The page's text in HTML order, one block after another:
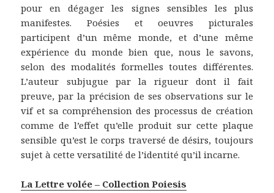
pour en dégager les signes sensibles les plus
manifestes. Poésies et oeuvres picturales
participent d’un même monde, et d’une même
expérience du monde bien que, nous le savons,
selon des modalités formelles toutes différentes.
L’auteur subjugue par la rigueur dont il fait
preuve, par la précision de ses observations sur le
vif et sa compréhension des processus de création
comme de l’effet qu’elle produit sur cette plaque
sensible qu’est le corps traversé de désirs, toujours
sujet à cette versatilité de l’identité qu’il incarne.
La Lettre volée – Collection Poiesis